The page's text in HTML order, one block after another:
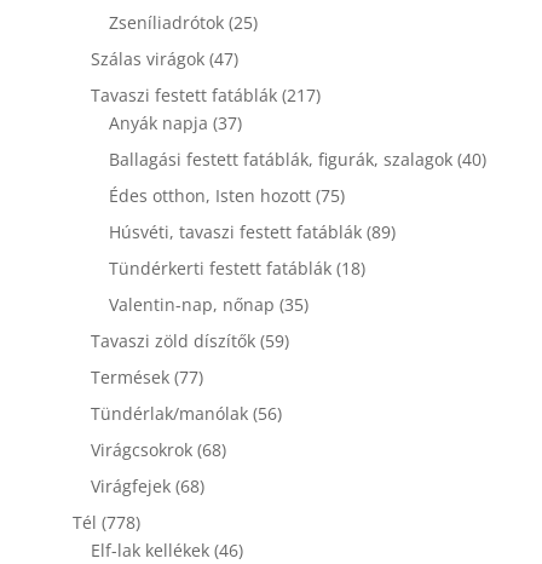
termék
Zseníliadrótok 2525
Szálas virágok 4747
termék
Tavaszi festett fatáblák 217217
Anyák napja 3737
termék
Ballagási festett fatáblák, figurák, szalagok 4040
Édes otthon, Isten hozott 7575
termék
Húsvéti, tavaszi festett fatáblák 8989
Tündérkerti festett fatáblák 1818
Valentin-nap, nőnap 3535
Tavaszi zöld díszítők 5959
Termések 7777
termék
Tündérlak/manólak 5656
Virágcsokrok 6868
Virágfejek 6868
Tél 778778
termék
Elf-lak kellékek 4646